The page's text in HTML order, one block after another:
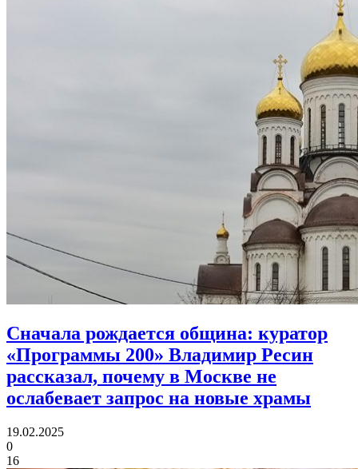
Сначала рождается община: куратор
«Программы 200» Владимир Ресин
рассказал, почему в Москве не
ослабевает запрос на новые храмы
19.02.2025
0
16